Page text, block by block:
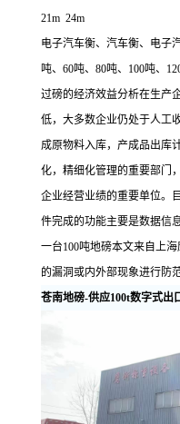
21m 24m
电子汽车衡、汽车衡、电子
吨、60吨、80吨、100吨、
过磅的经济效益分析在生产
低，大多数企业仍处于人工
成原物料入库，产成品出库
化，精细化管理的重要部门
企业经营业绩的重要单位。
件完成的功能主要是数据信
一台100吨地磅本文来自上
的漏洞或内外部现象进行防
苍南地磅-供应100t数字式出